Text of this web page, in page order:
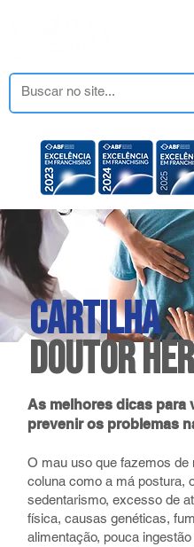
CARTILHA
DOUTOR
As melhores dicas para
prevenir os problemas
O mau uso que fazemos de
coluna como a má postura,
sedentarismo, excesso de
física, causas genéticas,
alimentação, pouca ingestão